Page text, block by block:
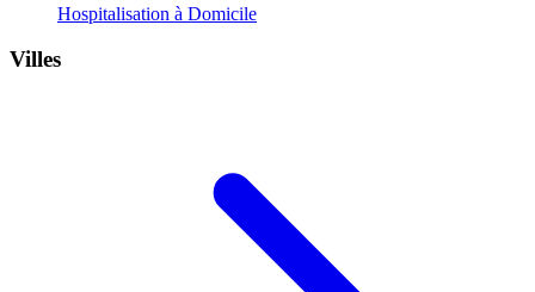
Hospitalisation à Domicile
Villes